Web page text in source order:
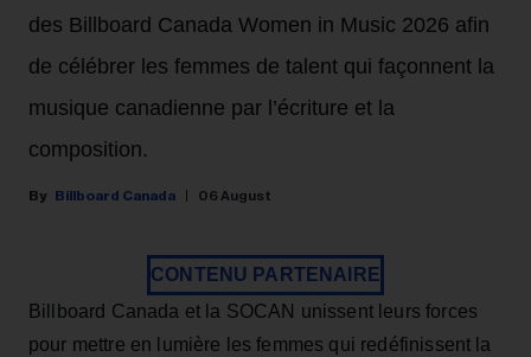
des Billboard Canada Women in Music 2026 afin
de célébrer les femmes de talent qui façonnent la
musique canadienne par l’écriture et la
composition.
Billboard Canada 06 August
CONTENU PARTENAIRE
Billboard Canada et la SOCAN unissent leurs forces
pour mettre en lumière les femmes qui redéfinissent la